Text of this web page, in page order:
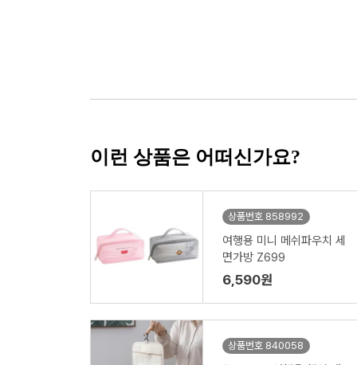
이런 상품은 어떠신가요?
상품번호 858992
여행용 미니 메쉬파우치 세
면가방 Z699
6,590원
상품번호 840058